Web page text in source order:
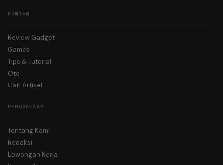
KONTEN
Review Gadget
Games
Tips & Tutorial
Oto
Cari Artikel
PERUSAHAAN
Tentang Kami
Redaksi
Lowongan Kerja